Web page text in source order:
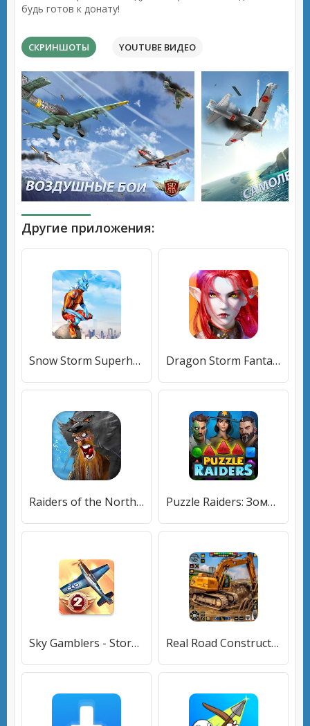
будь готов к донату!
СКРИНШОТЫ YOUTUBE ВИДЕО
Другие приложения:
Snow Storm Superhero Dragon Storm Fantasy
Raiders of the North Sea Puzzle Raiders: Зомби Три в Ряд РПГ
Sky Gamblers - Storm Raiders 2 Real Road Construction Games